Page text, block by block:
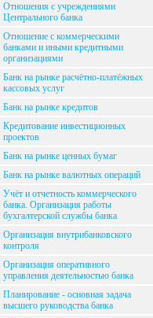
Отношения с учреждениями
Центрального банка
Отношение с коммерческими
банками и иными кредитными
организациями
Банк на рынке расчётно-платёжных
кассовых услуг
Банк на рынке кредитов
Кредитование инвестиционных
проектов
Банк на рынке ценных бумаг
Банк на рынке валютных операций
Учёт и отчетность коммерческого
банка. Организация работы
бухгалтерской службы банка
Организация внутрибанковского
контроля
Организация оперативного
управления деятельностью банка
Планирование - основная задача
высшего руководства банка